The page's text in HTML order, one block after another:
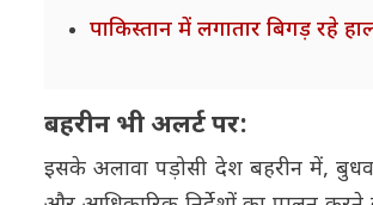
पाकिस्तान में लगातार बिगड़ रहे
बहरीन भी अलर्ट पर:
इसके अलावा पड़ोसी देश बहरीन में,